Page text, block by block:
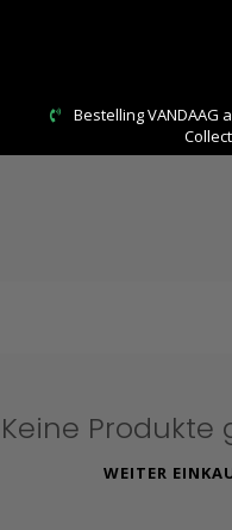
Bestelling VANDAAG
Collect
Keine Produkte
WEITER